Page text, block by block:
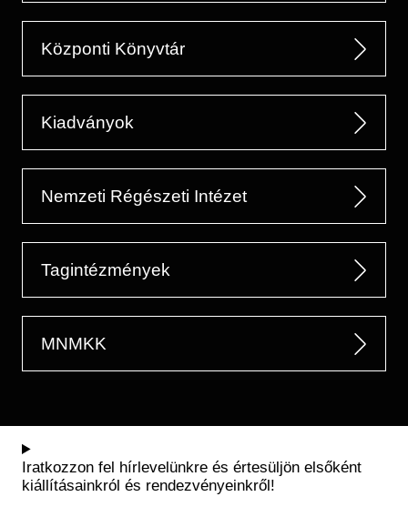
Központi Könyvtár
Kiadványok
Nemzeti Régészeti Intézet
Tagintézmények
MNMKK
Iratkozzon fel hírlevelünkre és értesüljön elsőként
kiállításainkról és rendezvényeinkről!